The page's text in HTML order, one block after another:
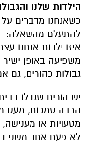
הילדות שלנו
כשאנחנו מדברים
להתעלם מהשאלה:
איזו ילדות אנחנו
משפיעה באופן
גבולות כהורים, גם
יש הורים שגדלו
הרבה סמכות, מעט
מטעויות או